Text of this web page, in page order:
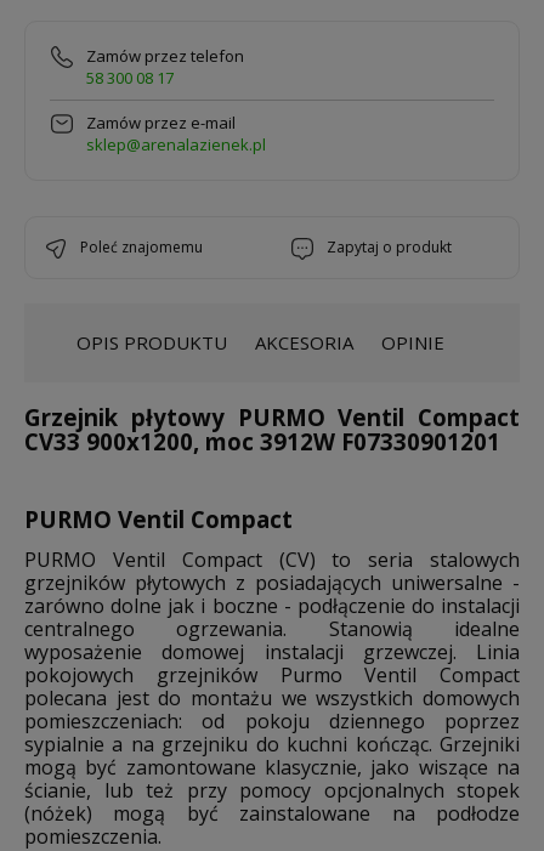
Zamów przez telefon
58 300 08 17
Zamów przez e-mail
sklep@arenalazienek.pl
poleć znajomemu zapytaj o produkt
OPIS PRODUKTU AKCESORIA OPINIE
Grzejnik płytowy PURMO Ventil Compact
CV33 900x1200, moc 3912W F07330901201
PURMO Ventil Compact
PURMO Ventil Compact (CV) to seria stalowych
grzejników płytowych z posiadających uniwersalne -
zarówno dolne jak i boczne - podłączenie do instalacji
centralnego ogrzewania. Stanowią idealne
wyposażenie domowej instalacji grzewczej. Linia
pokojowych grzejników Purmo Ventil Compact
polecana jest do montażu we wszystkich domowych
pomieszczeniach: od pokoju dziennego poprzez
sypialnie a na grzejniku do kuchni kończąc. Grzejniki
mogą być zamontowane klasycznie, jako wiszące na
ścianie, lub też przy pomocy opcjonalnych stopek
(nóżek) mogą być zainstalowane na podłodze
pomieszczenia.